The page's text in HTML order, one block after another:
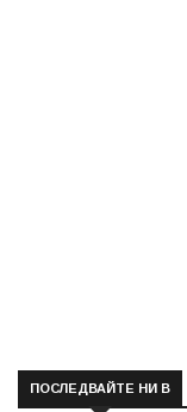
ПОСЛЕДВАЙТЕ НИ В